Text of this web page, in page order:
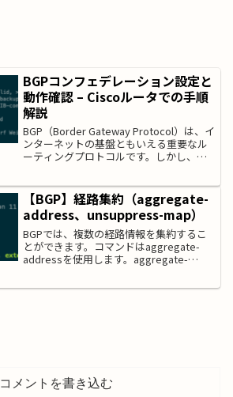
BGPコンフェデレーション設定と
動作確認 – Ciscoルータでの手順
解説
BGP（Border Gateway Protocol）は、イ
ンターネットの基盤ともいえる重要なル
ーティングプロトコルです。しかし、
構成が複雑になりがちです。そこで...
【BGP】経路集約（aggregate-
address、unsuppress-map）
BGPでは、複数の経路情報を集約するこ
とができます。コマンドはaggregate-
addressを使用します。aggregate-
コメントを書き込む